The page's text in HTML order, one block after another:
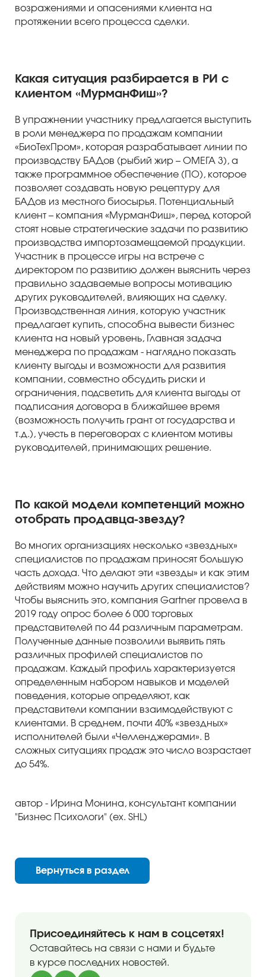
возражениями и опасениями клиента на
протяжении всего процесса сделки.
Какая ситуация разбирается в РИ с
клиентом «МурманФиш»?
В упражнении участнику предлагается выступить
в роли менеджера по продажам компании
«БиоТехПром», которая разрабатывает линии по
производству БАДов (рыбий жир – ОМЕГА 3), а
также программное обеспечение (ПО), которое
позволяет создавать новую рецептуру для
БАДов из местного биосырья. Потенциальный
клиент – компания «МурманФиш», перед которой
стоят новые стратегические задачи по развитию
производства импортозамещаемой продукции.
Участник в процессе игры на встрече с
директором по развитию должен выяснить через
правильно задаваемые вопросы мотивацию
других руководителей, влияющих на сделку.
Производственная линия, которую участник
предлагает купить, способна вывести бизнес
клиента на новый уровень, Главная задача
менеджера по продажам - наглядно показать
клиенту выгоды и возможности для развития
компании, совместно обсудить риски и
ограничения, подсветить для клиента выгоды от
подписания договора в ближайшее время
(возможность получить грант от государства и
т.д.), учесть в переговорах с клиентом мотивы
руководителей, принимающих решение.
По какой модели компетенций можно
отобрать продавца-звезду?
Во многих организациях несколько «звездных»
специалистов по продажам приносят большую
часть дохода. Что делают эти «звезды» и как этим
действиям можно научить других специалистов?
Чтобы выяснить это, компания Gartner провела в
2019 году опрос более 6 000 торговых
представителей по 44 различным параметрам.
Полученные данные позволили выявить пять
различных профилей специалистов по
продажам. Каждый профиль характеризуется
определенным набором навыков и моделей
поведения, которые определяют, как
представители компании взаимодействуют с
клиентами. В среднем, почти 40% «звездных»
исполнителей были «Челленджерами». В
сложных ситуациях продаж это число возрастает
до 54%.
автор - Ирина Монина, консультант компании
"Бизнес Психологи" (ex. SHL)
Вернуться в раздел
Присоединяйтесь к нам в соцсетях!
Оставайтесь на связи с нами и будьте
в курсе последних новостей.